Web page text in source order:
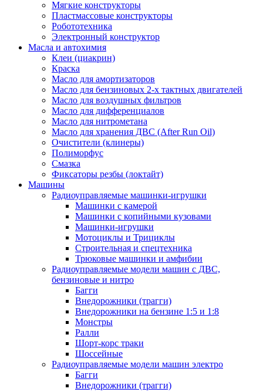
Мягкие конструкторы
Пластмассовые конструкторы
Робототехника
Электронный конструктор
Масла и автохимия
Клеи (циакрин)
Краска
Масло для амортизаторов
Масло для бензиновых 2-х тактных двигателей
Масло для воздушных фильтров
Масло для дифференциалов
Масло для нитрометана
Масло для хранения ДВС (After Run Oil)
Очистители (клинеры)
Полиморфус
Смазка
Фиксаторы резбы (локтайт)
Машины
Радиоуправляемые машинки-игрушки
Машинки с камерой
Машинки с копийными кузовами
Машинки-игрушки
Мотоциклы и Трициклы
Строительная и спецтехника
Трюковые машинки и амфибии
Радиоуправляемые модели машин с ДВС,
бензиновые и нитро
Багги
Внедорожники (трагги)
Внедорожники на бензине 1:5 и 1:8
Монстры
Ралли
Шорт-корс траки
Шоссейные
Радиоуправляемые модели машин электро
Багги
Внедорожники (трагги)